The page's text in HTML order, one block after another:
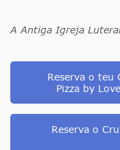
A Antiga Igreja
Reserva o teu
Pizza by
Reserva o